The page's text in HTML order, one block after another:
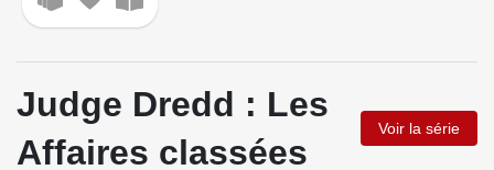
Judge Dredd : Les
Affaires classées
Voir la série